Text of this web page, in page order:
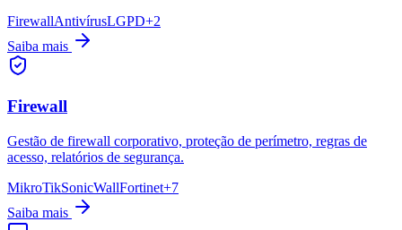
FirewallAntivírusLGPD+2
Saiba mais
Firewall
Gestão de firewall corporativo, proteção de perímetro, regras de
acesso, relatórios de segurança.
MikroTikSonicWallFortinet+7
Saiba mais